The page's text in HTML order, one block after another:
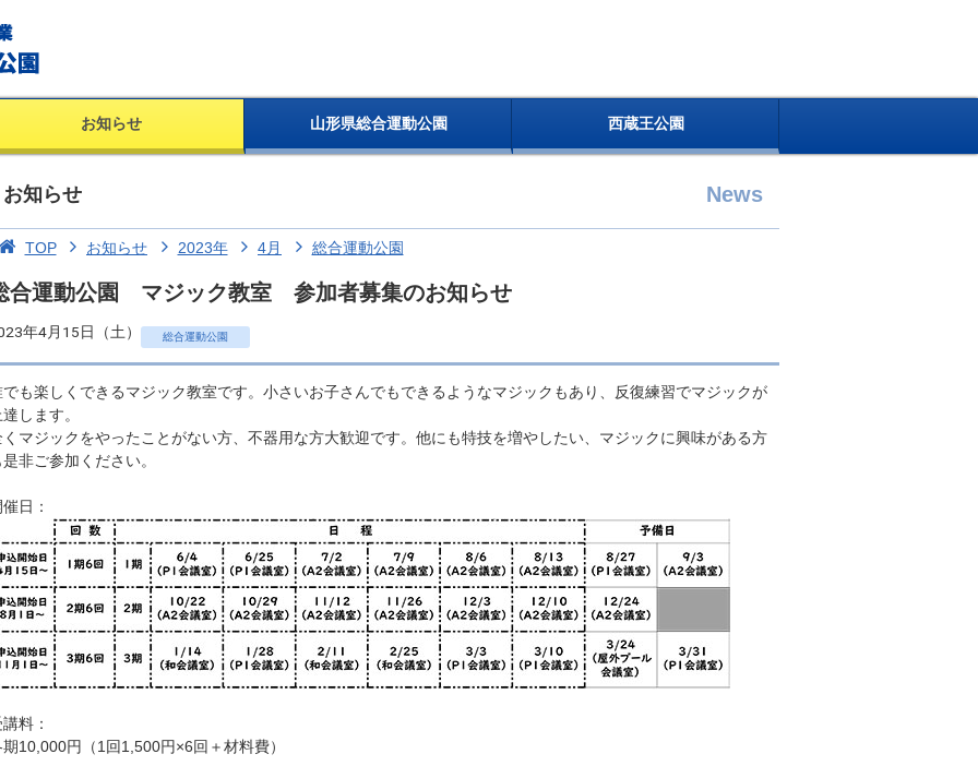
お知らせ 山形県総合運動公園 西蔵王公園
お知らせ News
TOP お知らせ 2023年 4月 総合運動公園
合運動公園 マジック教室 参加者募集のお知らせ
年4月15日（土） 総合運動公園
でも楽しくできるマジック教室です。小さいお子さんでもできるようなマジックもあり、反復練習でマジックが
します。
くマジックをやったことがない方、不器用な方大歓迎です。他にも特技を増やしたい、マジックに興味がある方
非ご参加ください。
日：
料：
期10,000円（1回1,500円×6回＋材料費）